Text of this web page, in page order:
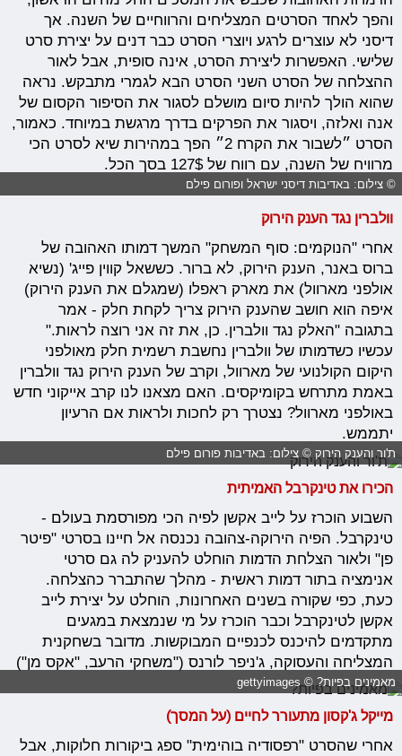
והפך לאחד הסרטים המצליחים והרווחיים של השנה. אך
דיסני לא עוצרים לרגע ויוצרי הסרט כבר דנים על יצירת סרט
שלישי. האפשרות ליצירת הסרט, אינה סופית, אבל לאור
ההצלחה של הסרט השני הסרט הבא לגמרי מתבקש. נראה
שהוא הולך להיות סיום מושלם לסגור את הסיפור הקסום של
אנה ואלזה, ויסגור את הפרקים בדרך מרגשת במיוחד. כאמור,
הסרט ״לשבור את הקרח 2״ הפך במהירות שיא לסרט הכי
מרוויח של השנה, עם רווח של 127$ בסך הכל.
© צילום: באדיבות דיסני ישראל ופורום פילם
וולברין נגד הענק הירוק
אחרי "הנוקמים: סוף המשחק" המשך דמותו האהובה של
ברוס באנר, הענק הירוק, לא ברור. כששאל קווין פייג' (נשיא
אולפני מארוול) את מארק ראפלו (שמגלם את הענק הירוק)
איפה הוא חושב שהענק הירוק צריך לקחת חלק - אמר
בתגובה "האלק נגד וולברין. כן, את זה אני רוצה לראות."
עכשיו כשדמותו של וולברין נחשבת רשמית חלק מאולפני
היקום הקולנועי של מארוול, וקרב של הענק הירוק נגד וולברין
באמת מתרחש בקומיקסים. האם מצאנו לנו קרב אייקוני חדש
באולפני מארוול? נצטרך רק לחכות ולראות אם הרעיון
יתממש.
ת'ור והענק הירוק © צילום: באדיבות פורום פילם
הכירו את טינקרבל האמיתית
השבוע הוכרז על לייב אקשן לפיה הכי מפורסמת בעולם -
טינקרבל. הפיה הירוקה-צהובה נכנסה אל חיינו בסרטי "פיטר
פן" ולאור הצלחת הדמות הוחלט להעניק לה גם סרטי
אנימציה בתור דמות ראשית - מהלך שהתברר כהצלחה.
כעת, כפי שקורה בשנים האחרונות, הוחלט על יצירת לייב
אקשן לטינקרבל וכבר הוכרז על מי שנמצאת במגעים
מתקדמים להיכנס לכנפיים המבוקשות. מדובר בשחקנית
המצליחה והעסוקה, ג'ניפר לורנס ("משחקי הרעב, "אקס מן")
מאמינים בפיות? © gettyimages
מייקל ג'קסון מתעורר לחיים (על המסך)
אחרי שהסרט "רפסודיה בוהימית" ספג ביקורות חלוקות, אבל